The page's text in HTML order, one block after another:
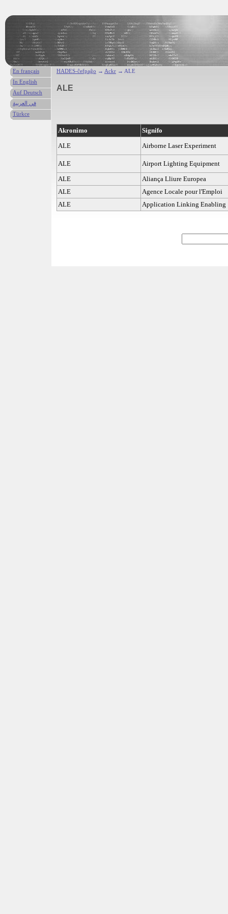
HADES-ĉefpaĝo → Ackr → ALE
ALE
Akronimo
Signifo
ALE
Airborne Laser Experiment
ALE
Airport Lighting Equipment
ALE
Aliança Lliure Europea
ALE
Agence Locale pour l'Emploi
ALE
Application Linking Enabling
En français
In English
Auf Deutsch
في العربية
Türkce